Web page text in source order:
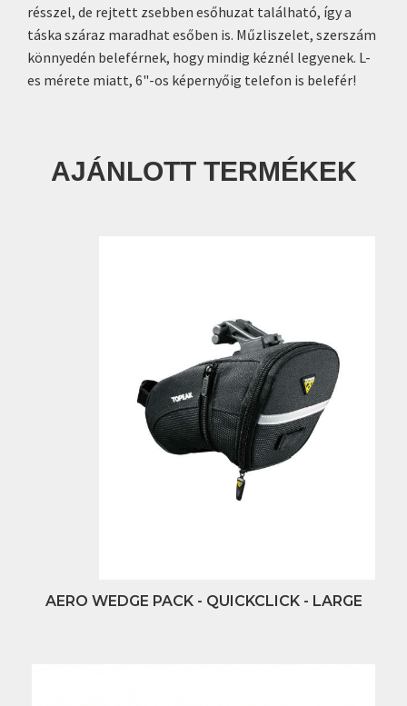
résszel, de rejtett zsebben esőhuzat található, így a
táska száraz maradhat esőben is. Műzliszelet, szerszám
könnyedén beleférnek, hogy mindig kéznél legyenek. L-
es mérete miatt, 6"-os képernyőig telefon is belefér!
AJÁNLOTT TERMÉKEK
AERO WEDGE PACK - QUICKCLICK - LARGE